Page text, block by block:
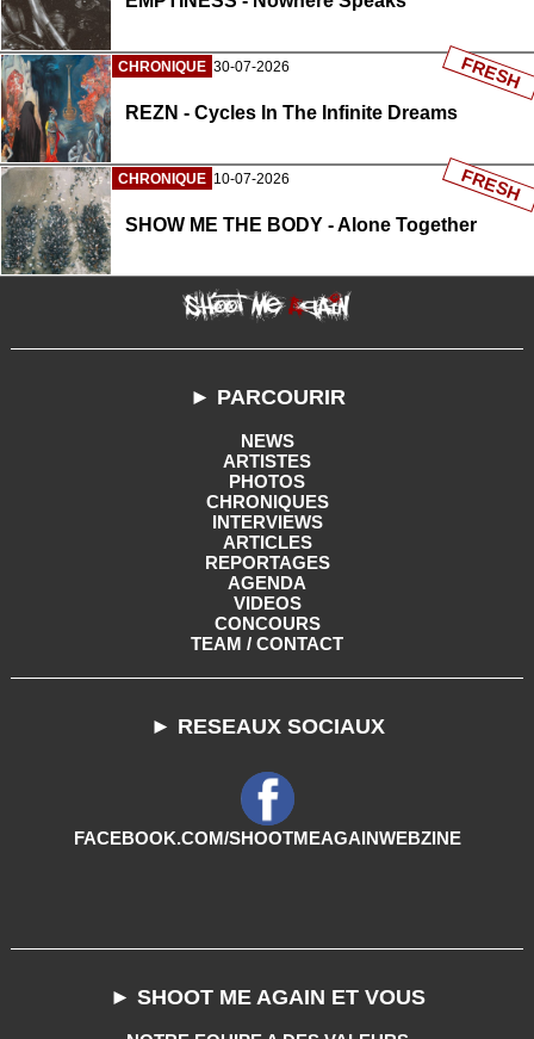
CHRONIQUE 30-07-2026
REZN - Cycles In The Infinite Dreams
FRESH
CHRONIQUE 10-07-2026
SHOW ME THE BODY - Alone Together
FRESH
► PARCOURIR
NEWS
ARTISTES
PHOTOS
CHRONIQUES
INTERVIEWS
ARTICLES
REPORTAGES
AGENDA
VIDEOS
CONCOURS
TEAM / CONTACT
► RESEAUX SOCIAUX
FACEBOOK.COM/SHOOTMEAGAINWEBZINE
► SHOOT ME AGAIN ET VOUS